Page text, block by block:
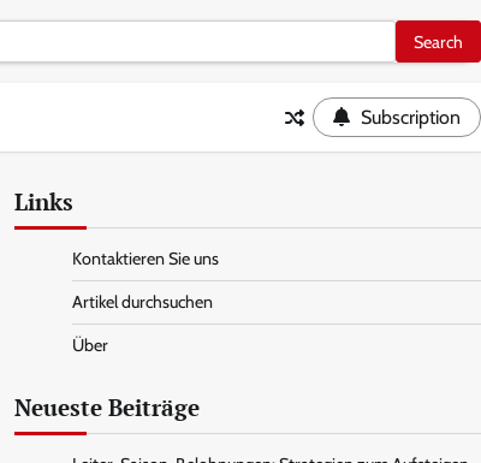
Subscription
Links
Kontaktieren Sie uns
Artikel durchsuchen
Über
Neueste Beiträge